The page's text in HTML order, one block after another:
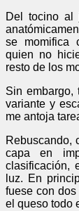
Del tocino al
se momifica
quien no
resto de los
Sin embargo,
variante y
me antoja
Rebuscando,
capa en
clasificación,
luz. En
fuese con
el queso todo